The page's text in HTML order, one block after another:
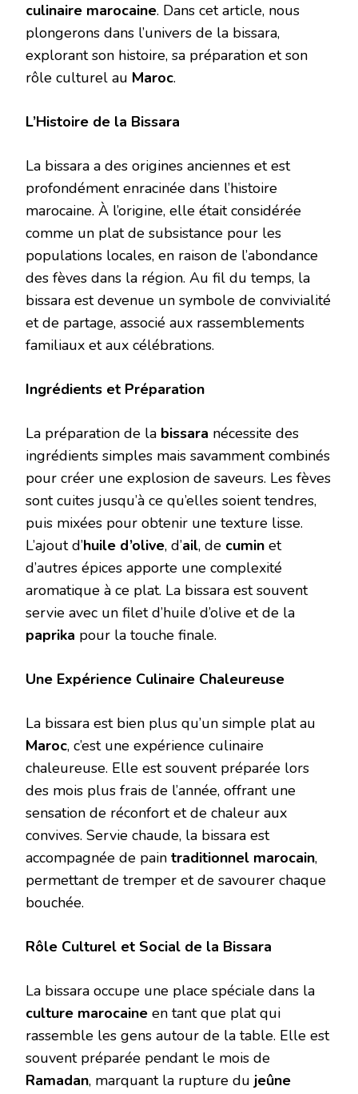
culinaire marocaine. Dans cet article, nous
plongerons dans l’univers de la bissara,
explorant son histoire, sa préparation et son
rôle culturel au Maroc.
L’Histoire de la Bissara
La bissara a des origines anciennes et est
profondément enracinée dans l’histoire
marocaine. À l’origine, elle était considérée
comme un plat de subsistance pour les
populations locales, en raison de l’abondance
des fèves dans la région. Au fil du temps, la
bissara est devenue un symbole de convivialité
et de partage, associé aux rassemblements
familiaux et aux célébrations.
Ingrédients et Préparation
La préparation de la bissara nécessite des
ingrédients simples mais savamment combinés
pour créer une explosion de saveurs. Les fèves
sont cuites jusqu’à ce qu’elles soient tendres,
puis mixées pour obtenir une texture lisse.
L’ajout d’huile d’olive, d’ail, de cumin et
d’autres épices apporte une complexité
aromatique à ce plat. La bissara est souvent
servie avec un filet d’huile d’olive et de la
paprika pour la touche finale.
Une Expérience Culinaire Chaleureuse
La bissara est bien plus qu’un simple plat au
Maroc, c’est une expérience culinaire
chaleureuse. Elle est souvent préparée lors
des mois plus frais de l’année, offrant une
sensation de réconfort et de chaleur aux
convives. Servie chaude, la bissara est
accompagnée de pain traditionnel marocain,
permettant de tremper et de savourer chaque
bouchée.
Rôle Culturel et Social de la Bissara
La bissara occupe une place spéciale dans la
culture marocaine en tant que plat qui
rassemble les gens autour de la table. Elle est
souvent préparée pendant le mois de
Ramadan, marquant la rupture du jeûne